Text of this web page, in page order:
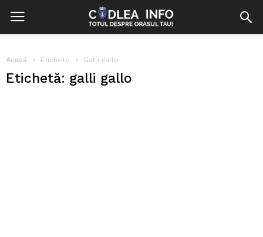
Acasă Etichete Galli gallo
Etichetă: galli gallo